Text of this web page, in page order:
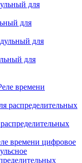
для
для
времени
времени цифровое